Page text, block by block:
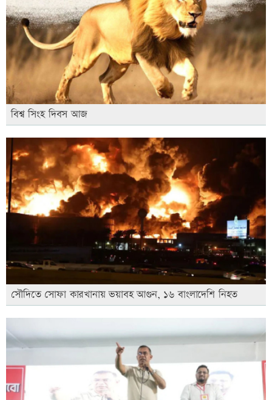
বিশ্ব সিংহ দিবস আজ
সৌদিতে সোফা কারখানায় ভয়াবহ আগুন, ১৬ বাংলাদেশি নিহত